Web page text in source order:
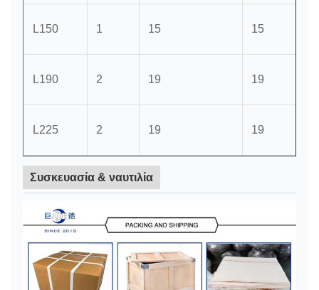
L150 1 15 15
L190 2 19 19
L225 2 19 19
Συσκευασία & ναυτιλία